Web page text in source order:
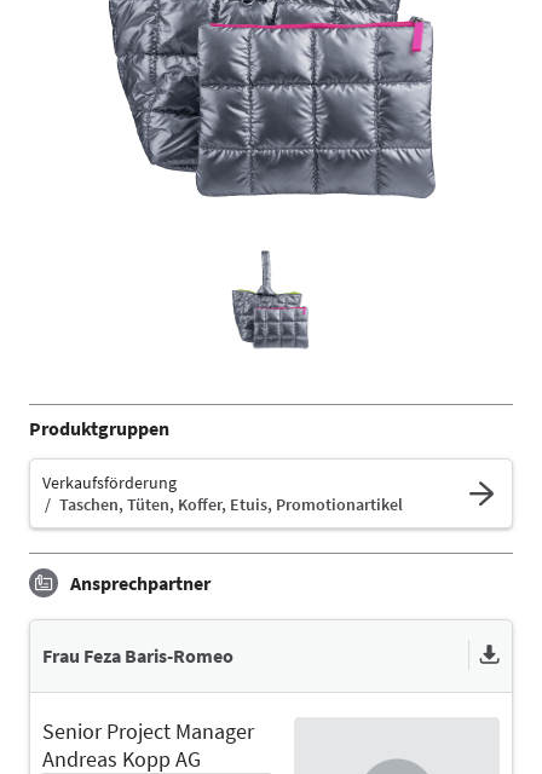
Produktgruppen
Verkaufsförderung
Taschen, Tüten, Koffer, Etuis, Promotionartikel
Ansprechpartner
Frau Feza Baris-Romeo
Senior Project Manager
Andreas Kopp AG